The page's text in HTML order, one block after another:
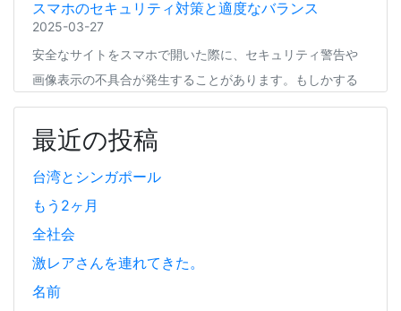
スマホのセキュリティ対策と適度なバランス
2025-03-27
安全なサイトをスマホで開いた際に、セキュリティ警告や
画像表示の不具合が発生することがあります。もしかする
と、スマホの過度なセキュリティ対策が他のアプリの動作
に影響を与えているかもしれません。今回は、セキュリテ
ィ対策とその影響について簡単にご紹介します。
Coima + Rosetta 2 で、Apple Silicon 上で x86_64
の Docker イメージをビルドする (Docker desktop
2025-03-24
Docker Desktop を使わずに、Mac で x86 の Docker イメ
最近の投稿
台湾とシンガポール
もう2ヶ月
全社会
激レアさんを連れてきた。
名前